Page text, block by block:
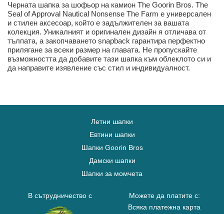
Черната шапка за шофьор на камион The Goorin Bros. The
Seal of Approval Nautical Nonsense The Farm е универсален
и стилен аксесоар, който е задължителен за вашата
колекция. Уникалният и оригинален дизайн я отличава от
тълпата, а закопчаването snapback гарантира перфектно
прилягане за всеки размер на главата. Не пропускайте
възможността да добавите тази шапка към облеклото си и
да направите изявление със стил и индивидуалност.
Летни шапки
Евтини шапки
Шапки Goorin Bros
Дамски шапки
Шапки за момчета
В сътрудничество с
Можете да платите с:
Всяка платежна карта